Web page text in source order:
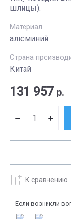
шлицы).
Материал
алюминий
Страна
Китай
131 957 р.
К сравнению
Если возникли